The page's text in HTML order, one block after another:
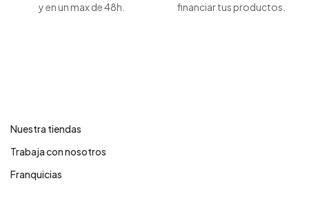
y en un max de 48h.
financiar tus productos.
Nuestra tiendas
Trabaja con nosotros
Franquicias